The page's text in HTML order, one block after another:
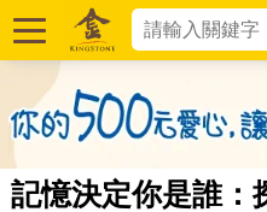
記憶決定你是誰：